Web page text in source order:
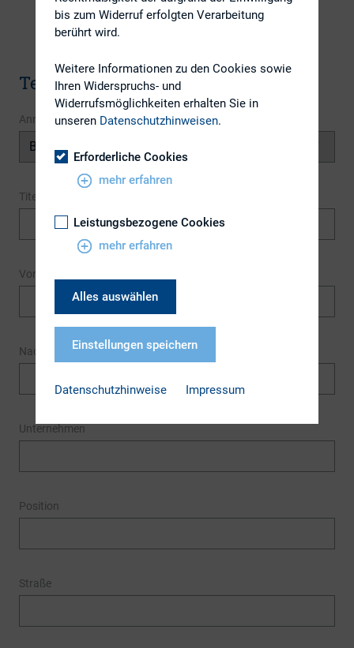
Terminanmeldung
Anrede
Titel
Vorname
Nachname *
Unternehmen
Position
Straße
bis zum Widerruf erfolgten Verarbeitung
berührt wird.
Weitere Informationen zu den Cookies sowie
Ihren Widerspruchs- und
Widerrufsmöglichkeiten erhalten Sie in
unseren Datenschutzhinweisen.
Erforderliche Cookies
mehr erfahren
Leistungsbezogene Cookies
mehr erfahren
Alles auswählen
Einstellungen speichern
Datenschutzhinweise Impressum